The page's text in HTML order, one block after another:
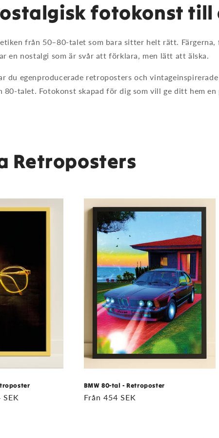
fotokonst till
från 50–80-talet som bara sitter helt rätt. Färgerna,
en nostalgi som är svår att förklara, men lätt att älska.
du egenproducerade retroposters och
80-talet. Fotokonst skapad för dig som vill ge ditt hem en
Retroposters
SEK
BMW 80-tal - Retroposter
Ordinarie
Från 454 SEK